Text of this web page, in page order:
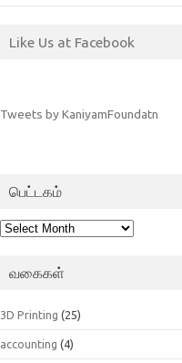
Like Us at Facebook
Tweets by KaniyamFoundatn
பெட்டகம்
பெட்டகம்
வகைகள்
3D Printing (25)
accounting (4)